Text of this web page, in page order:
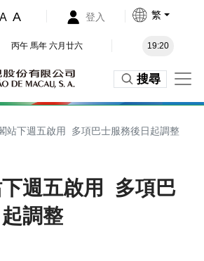
A A 登入 繁
丙午 馬年 六月廿六 19:20
搜尋
站下週五啟用 多項巴士服務後日起調整
週五啟用 多項巴
調整